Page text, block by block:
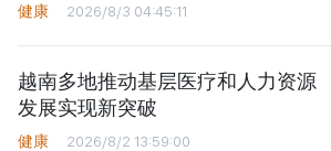
健康 2026/8/3 04:45:11
越南多地推动基层医疗和人力资源
发展实现新突破
健康 2026/8/2 13:59:00